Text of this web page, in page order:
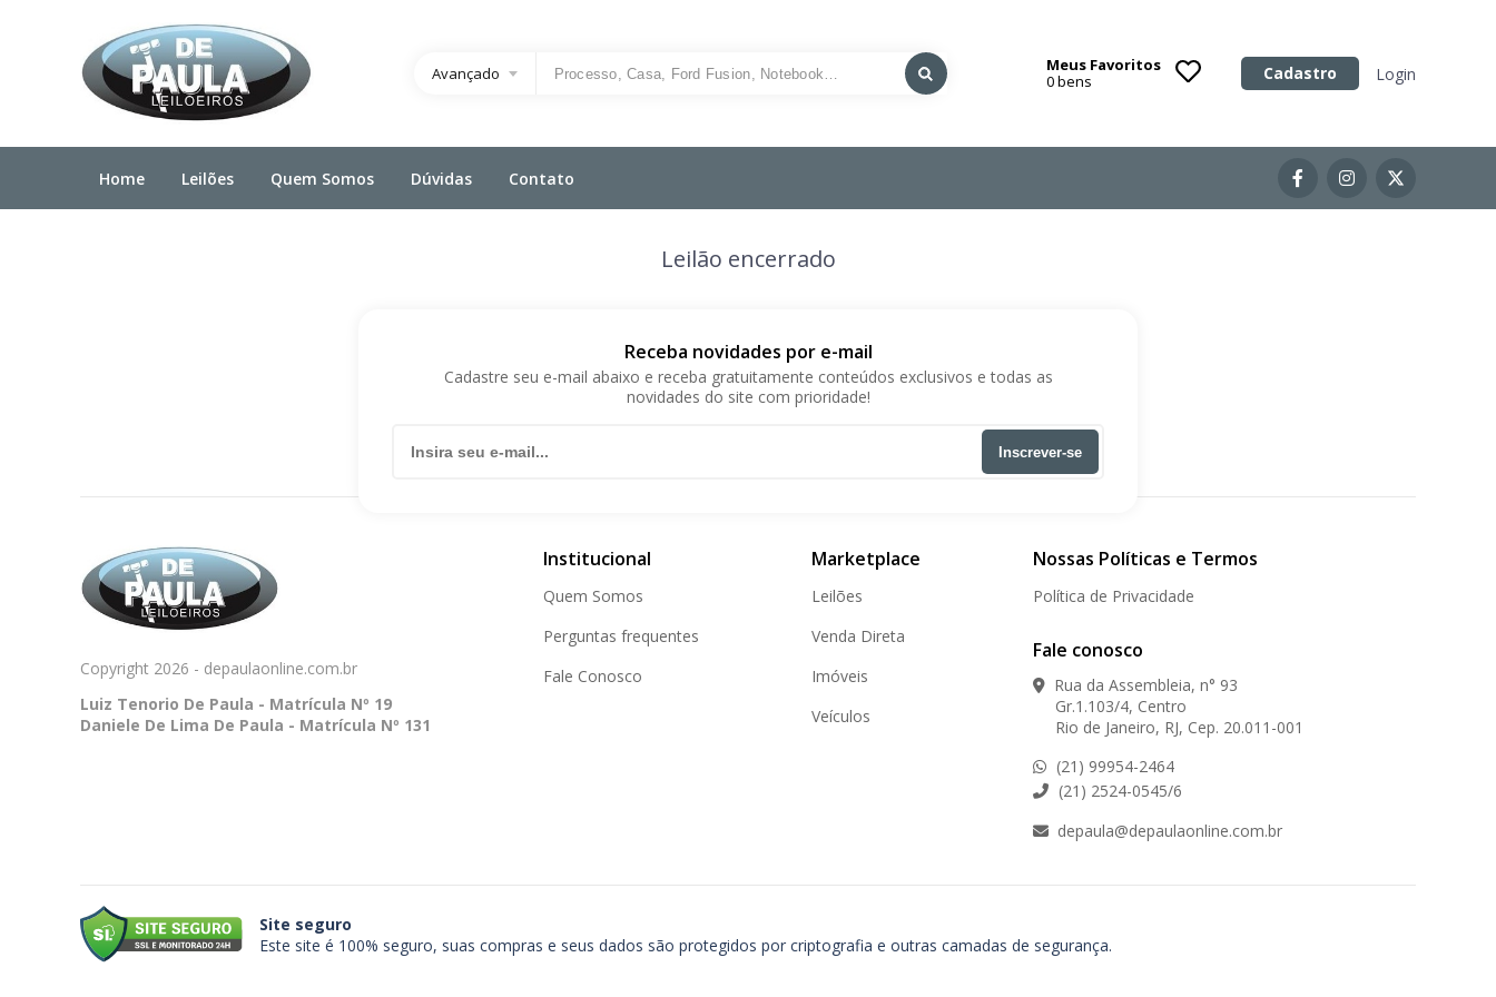
Avançado
Meus Favoritos
0bens Cadastro Login
Home Leilões Quem Somos Dúvidas Contato
Categoria
Leilão encerrado
Receba novidades por e-mail
Cadastre seu e-mail abaixo e receba gratuitamente conteúdos exclusivos e todas as
novidades do site com prioridade!
Inscrever-se
Copyright 2026 - depaulaonline.com.br
Luiz Tenorio De Paula - Matrícula Nº 19
Daniele De Lima De Paula - Matrícula Nº 131
Institucional
Quem Somos
Perguntas frequentes
Fale Conosco
Marketplace
Leilões
Venda Direta
Imóveis
Veículos
Nossas Políticas e Termos
Política de Privacidade
Fale conosco
Rua da Assembleia, n° 93
Gr.1.103/4, Centro
Rio de Janeiro, RJ, Cep. 20.011-001
(21) 99954-2464
(21) 2524-0545/6
depaula@depaulaonline.com.br
Site seguro
Este site é 100% seguro, suas compras e seus dados são protegidos por criptografia e outras camadas de segurança.